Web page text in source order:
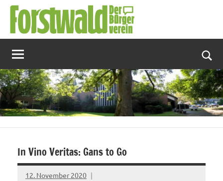
Zum
Inhalt
springen
In Vino Veritas: Gans to Go
12. November 2020